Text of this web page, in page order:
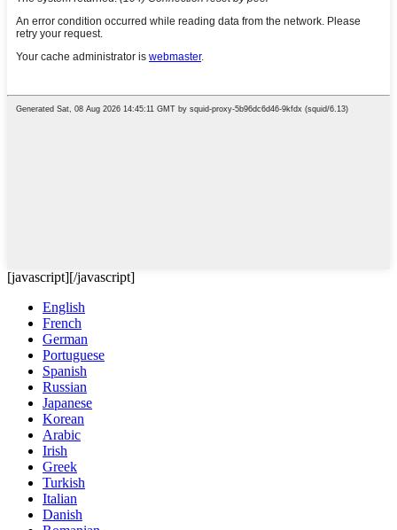
[javascript][/javascript]
English
French
German
Portuguese
Spanish
Russian
Japanese
Korean
Arabic
Irish
Greek
Turkish
Italian
Danish